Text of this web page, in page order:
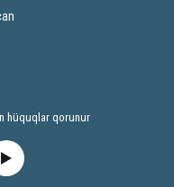
hüquqlar qorunur